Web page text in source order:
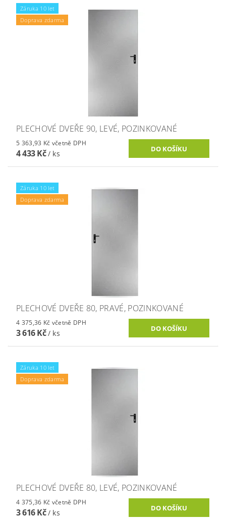
Záruka 10 let
Doprava zdarma
PLECHOVÉ DVEŘE 90, LEVÉ, POZINKOVANÉ
5 363,93 Kč včetně DPH
4 433 Kč/ ks
Záruka 10 let
Doprava zdarma
PLECHOVÉ DVEŘE 80, PRAVÉ, POZINKOVANÉ
4 375,36 Kč včetně DPH
3 616 Kč/ ks
Záruka 10 let
Doprava zdarma
PLECHOVÉ DVEŘE 80, LEVÉ, POZINKOVANÉ
4 375,36 Kč včetně DPH
3 616 Kč/ ks